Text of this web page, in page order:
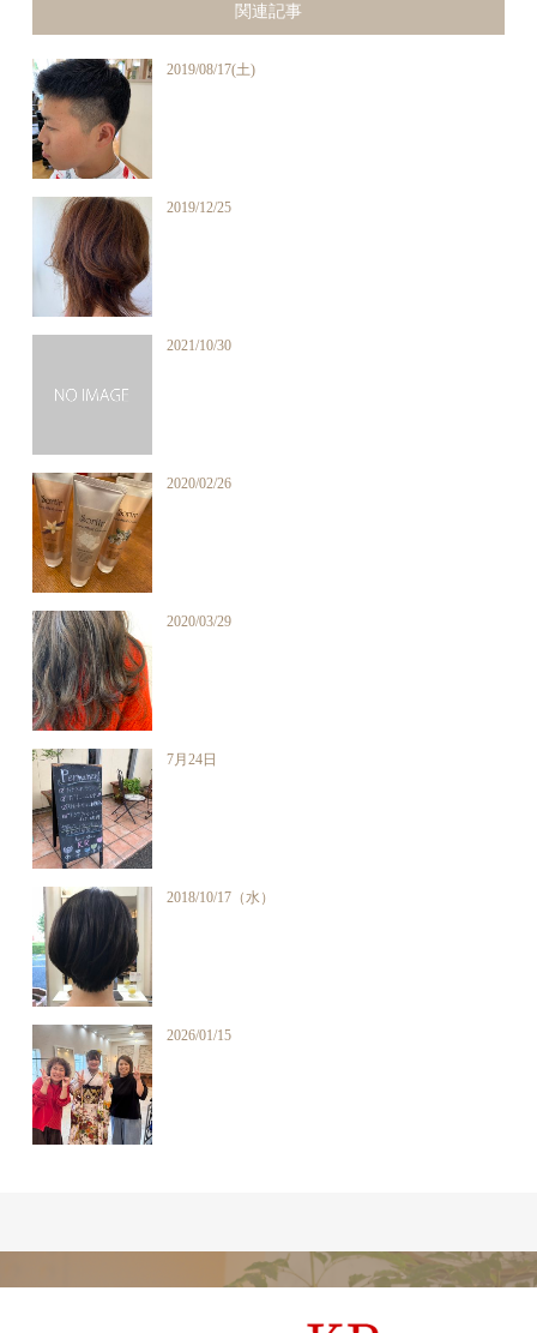
関連記事
2019/08/17(土)
2019/12/25
2021/10/30
2020/02/26
2020/03/29
7月24日
2018/10/17（水）
2026/01/15